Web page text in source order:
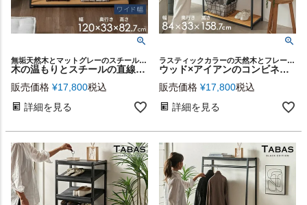
無垢天然木とマットグレーのスチールフレームを組み合わせたインテリア性の高い家具シリーズ［HUSヒュース］
木の温もりとスチールの直線美が調和する ナチュラルモダンなオープンシェルフ HUS(ヒュース）グランデ 幅120cm [ 3段 ][84114]
販売価格 ¥17,800税込
詳細を見る
ラスティックカラーの天然木とフレームを組み合わせた、シンプルフォルムの家具シリーズ [ HUS ヒュース ] のハンガーラック
ウッド×アイアンのコンビネーションがオシャレ。スリムなのに収納力抜群なミニマルデザインのハンガーラック [84399]
販売価格 ¥17,800税込
詳細を見る